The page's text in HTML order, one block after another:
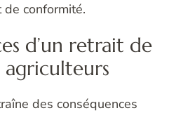
conformité.
d’un retrait de
des conséquences